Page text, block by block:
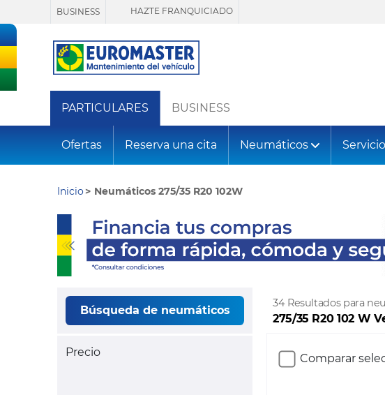
BUSINESS HAZTE FRANQUICIADO
PARTICULARES BUSINESS
Ofertas Reserva una cita Neumáticos
Inicio Neumáticos 275/35 R20 102W
Búsqueda de neumáticos
Precio
34 Resultados para
275/35 R20 102 W
Comparar